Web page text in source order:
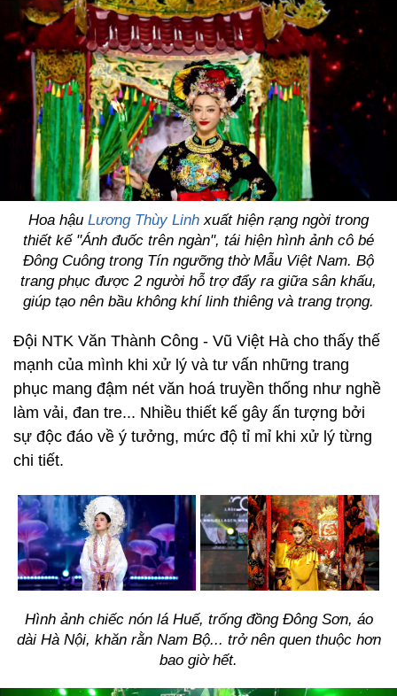
Hoa hậu Lương Thùy Linh xuất hiện rạng ngời trong
thiết kế "Ánh đuốc trên ngàn", tái hiện hình ảnh cô bé
Đông Cuông trong Tín ngưỡng thờ Mẫu Việt Nam. Bộ
trang phục được 2 người hỗ trợ đẩy ra giữa sân khấu,
giúp tạo nên bầu không khí linh thiêng và trang trọng.
Đội NTK Văn Thành Công - Vũ Việt Hà cho thấy thế
mạnh của mình khi xử lý và tư vấn những trang
phục mang đậm nét văn hoá truyền thống như nghề
làm vải, đan tre... Nhiều thiết kế gây ấn tượng bởi
sự độc đáo về ý tưởng, mức độ tỉ mỉ khi xử lý từng
chi tiết.
Hình ảnh chiếc nón lá Huế, trống đồng Đông Sơn, áo
dài Hà Nội, khăn rằn Nam Bộ... trở nên quen thuộc hơn
bao giờ hết.